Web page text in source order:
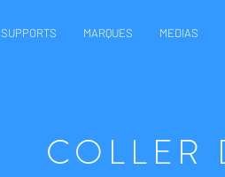
SUPPORTS MARQUES MEDIAS
COLLER